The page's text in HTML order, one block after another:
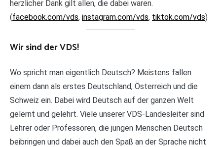
herzlicher Dank gilt allen, die dabei waren.
(facebook.com/vds, instagram.com/vds, tiktok.com/vds)
Wir sind der VDS!
Wo spricht man eigentlich Deutsch? Meistens fallen
einem dann als erstes Deutschland, Österreich und die
Schweiz ein. Dabei wird Deutsch auf der ganzen Welt
gelernt und gelehrt. Viele unserer VDS-Landesleiter sind
Lehrer oder Professoren, die jungen Menschen Deutsch
beibringen und dabei auch den Spaß an der Sprache nicht